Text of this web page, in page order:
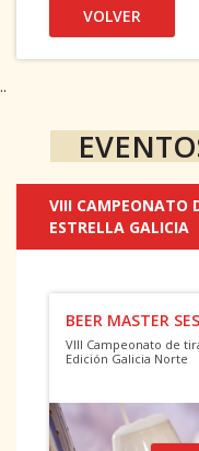
VOLVER
..
VIII CAMPEONATO
ESTRELLA GALICIA
BEER MASTER
VIII Campeonato de
Edición Galicia Norte